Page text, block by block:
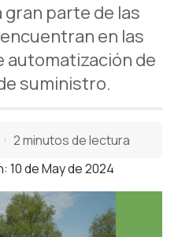
gran parte de las
en las
automatización de
suministro.
10 de May de 2024
2 minutos de lectura